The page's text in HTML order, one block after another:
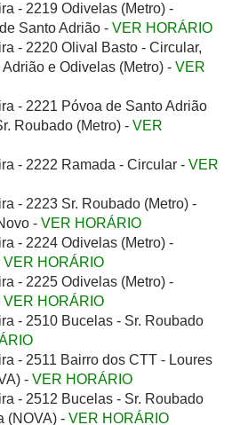
- 2219 Odivelas (Metro) -
Santo Adrião - VER HORÁRIO
- 2220 Olival Basto - Circular,
e Odivelas (Metro) - VER
- 2221 Póvoa de Santo Adrião
Roubado (Metro) - VER
- 2222 Ramada - Circular - VER
- 2223 Sr. Roubado (Metro) -
- VER HORÁRIO
- 2224 Odivelas (Metro) -
VER HORÁRIO
- 2225 Odivelas (Metro) -
VER HORÁRIO
- 2510 Bucelas - Sr. Roubado
- 2511 Bairro dos CTT - Loures
- VER HORÁRIO
- 2512 Bucelas - Sr. Roubado
(NOVA) - VER HORÁRIO